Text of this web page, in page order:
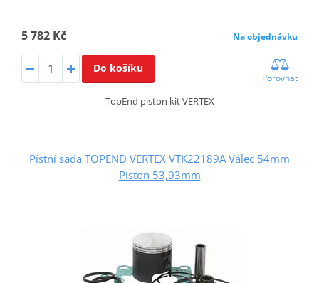
5 782 Kč Na objednávku
Do košíku
Porovnat
TopEnd piston kit VERTEX
Pístní sada TOPEND VERTEX VTK22189A Válec 54mm
Piston 53,93mm